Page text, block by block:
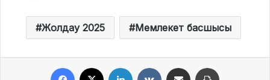
Жолдау 2025 Мемлекет басшысы